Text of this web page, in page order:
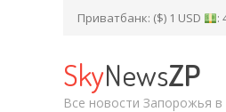
Приватбанк: ($) 1 USD :
SkyNewsZP
Все новости Запорожья